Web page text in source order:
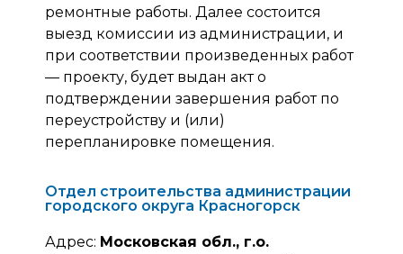
ремонтные работы. Далее состоится
выезд комиссии из администрации, и
при соответствии произведенных работ
— проекту, будет выдан акт о
подтверждении завершения работ по
переустройству и (или)
перепланировке помещения.
Отдел строительства администрации
городского округа Красногорск
Адрес: Московская обл., г.о.